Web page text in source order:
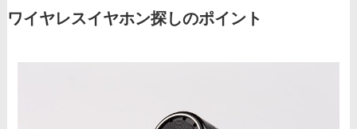
ワイヤレスイヤホン探しのポイント